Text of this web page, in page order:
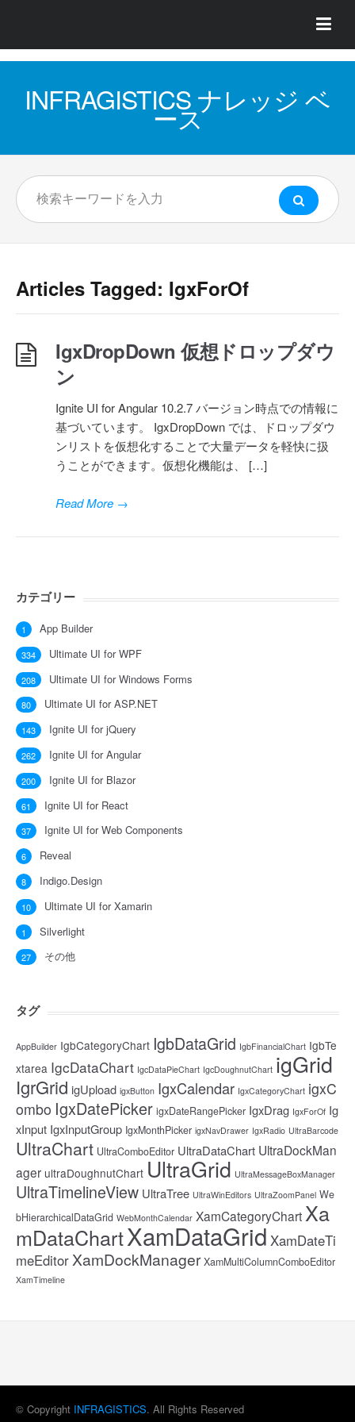
INFRAGISTICS ナレッジ ベ
ース
Articles Tagged: IgxForOf
IgxDropDown 仮想ドロップダウ
ン
Ignite UI for Angular 10.2.7 バージョン時点での情報に
基づいています。 IgxDropDown では、ドロップダウ
ンリストを仮想化することで大量データを軽快に扱
うことができます。仮想化機能は、 […]
Read More →
カテゴリー
App Builder
1
Ultimate UI for WPF
334
Ultimate UI for Windows Forms
208
Ultimate UI for ASP.NET
80
Ignite UI for jQuery
143
Ignite UI for Angular
262
Ignite UI for Blazor
200
Ignite UI for React
61
Ignite UI for Web Components
37
Reveal
6
Indigo.Design
8
Ultimate UI for Xamarin
10
Silverlight
1
その他
27
タグ
AppBuilder IgbCategoryChart IgbDataGrid IgbFinancialChart IgbTe
xtarea IgcDataChart IgcDataPieChart IgcDoughnutChart igGrid
IgrGrid igUpload igxButton IgxCalendar IgxCategoryChart igxC
ombo IgxDatePicker igxDateRangePicker IgxDrag IgxForOf Ig
xInput IgxInputGroup IgxMonthPicker igxNavDrawer IgxRadio UltraBarcode
UltraChart UltraComboEditor UltraDataChart UltraDockMan
ager ultraDoughnutChart UltraGrid UltraMessageBoxManager
UltraTimelineView UltraTree UltraWinEditors UltraZoomPanel We
bHierarchicalDataGrid WebMonthCalendar XamCategoryChart Xa
mDataChartXamDataGridXamDateTi
meEditor XamDockManager XamMultiColumnComboEditor
XamTimeline
© Copyright INFRAGISTICS. All Rights Reserved